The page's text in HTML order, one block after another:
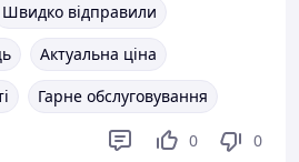
Швидко відправили
Актуальна ціна
Гарне обслуговування
0 0